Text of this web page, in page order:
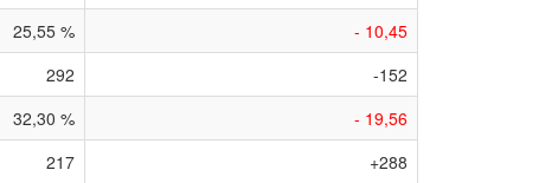
25,55 %
- 10,45
292
-152
32,30 %
- 19,56
217
+288